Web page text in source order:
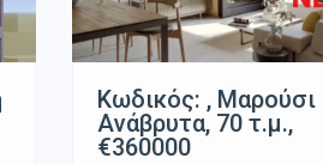
Κωδικός: , Μαρούσι
Ανάβρυτα, 70 τ.μ.,
€360000